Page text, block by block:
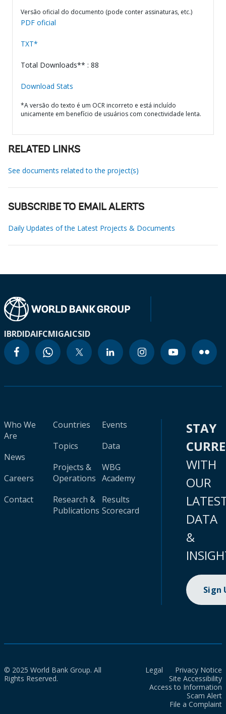
Versão oficial do documento (pode conter assinaturas, etc.)
PDF oficial
TXT*
Total Downloads** : 88
Download Stats
*A versão do texto é um OCR incorreto e está incluído
unicamente em benefício de usuários com conectividade lenta.
RELATED LINKS
See documents related to the project(s)
SUBSCRIBE TO EMAIL ALERTS
Daily Updates of the Latest Projects & Documents
IBRDIDAIFCMIGAICSID
Who We
Are
News
Careers
Contact
Countries
Topics
Projects &
Operations
Research &
Publications
Events
Data
WBG
Academy
Results
Scorecard
STAY
WITH
OUR
DATA
&
Sign
© 2025 World Bank Group. All
Rights Reserved.
Legal
Privacy Notice
Site Accessibility
Access to Information
Scam Alert
File a Complaint